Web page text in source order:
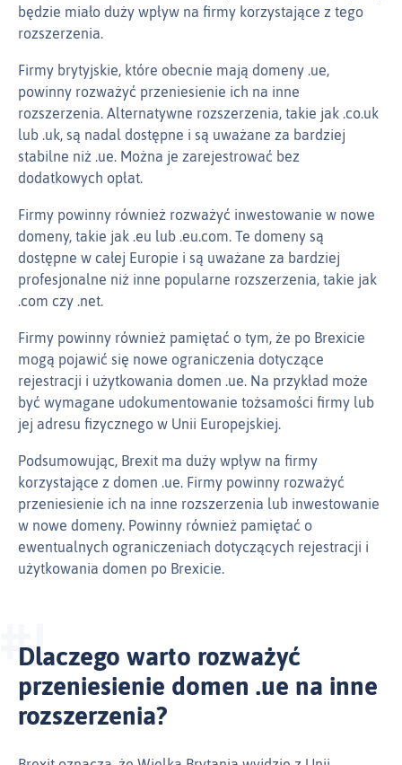
będzie miało duży wpływ na firmy korzystające z tego
rozszerzenia.
Firmy brytyjskie, które obecnie mają domeny .ue,
powinny rozważyć przeniesienie ich na inne
rozszerzenia. Alternatywne rozszerzenia, takie jak .co.uk
lub .uk, są nadal dostępne i są uważane za bardziej
stabilne niż .ue. Można je zarejestrować bez
dodatkowych opłat.
Firmy powinny również rozważyć inwestowanie w nowe
domeny, takie jak .eu lub .eu.com. Te domeny są
dostępne w całej Europie i są uważane za bardziej
profesjonalne niż inne popularne rozszerzenia, takie jak
.com czy .net.
Firmy powinny również pamiętać o tym, że po Brexicie
mogą pojawić się nowe ograniczenia dotyczące
rejestracji i użytkowania domen .ue. Na przykład może
być wymagane udokumentowanie tożsamości firmy lub
jej adresu fizycznego w Unii Europejskiej.
Podsumowując, Brexit ma duży wpływ na firmy
korzystające z domen .ue. Firmy powinny rozważyć
przeniesienie ich na inne rozszerzenia lub inwestowanie
w nowe domeny. Powinny również pamiętać o
ewentualnych ograniczeniach dotyczących rejestracji i
użytkowania domen po Brexicie.
Dlaczego warto rozważyć
przeniesienie domen .ue na inne
rozszerzenia?